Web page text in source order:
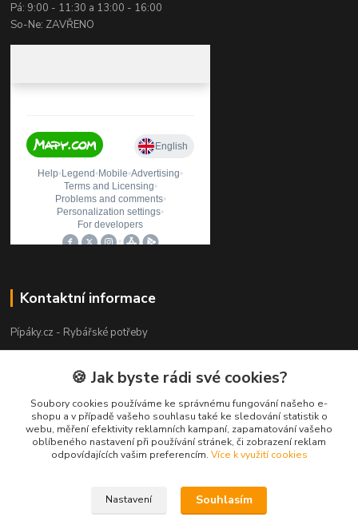
Pá: 9:00 - 11:30 a 13:00 - 16:00
So-Ne: ZAVŘENO
Kontaktní informace
Pípáky.cz - Rybářské potřeby
Zákaznická podpora
+420 777 789 055
(Po-Pá 9:00-18:00)
info@pipaky.cz
🍪 Jak byste rádi své cookies?
Soubory cookies používáme ke správnému fungování našeho e-
shopu a v případě vašeho souhlasu také ke sledování statistik o
webu, měření efektivity reklamních kampaní, zapamatování vašeho
oblíbeného nastavení při používání stránek, či zobrazení reklam
odpovídajících vašim preferencím. Více k využití cookies
Nastavení Souhlasím